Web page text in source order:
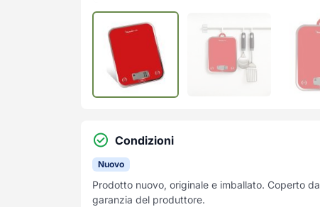
Condizioni
Nuovo
Prodotto nuovo, originale e imballato. Coperto da
garanzia del produttore.